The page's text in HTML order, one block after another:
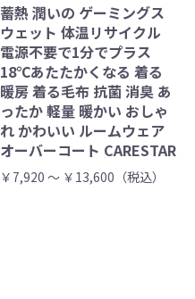
蓄熱 潤いの ゲーミングス
ウェット 体温リサイクル
電源不要で1分でプラス
18℃あたたかくなる 着る
暖房 着る毛布 抗菌 消臭 あ
ったか 軽量 暖かい おしゃ
れ かわいい ルームウェア
オーバーコート CARESTAR
￥7,920 ～ ￥13,600（税込）